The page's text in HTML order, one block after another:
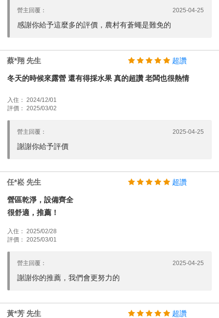
營主回覆： 2025-04-25
感謝你給予這麼多的評價，農村有蒼蠅是難免的
蔡*翔 先生 超讚
冬天的時候來露營 還有得採水果 真的超讚 老闆也很熱情
入住： 2024/12/01
評價： 2025/03/02
營主回覆： 2025-04-25
謝謝你給予評價
任*崧 先生 超讚
營區乾淨，設備齊全
很舒適，推薦！
入住： 2025/02/28
評價： 2025/03/01
營主回覆： 2025-04-25
謝謝你的推薦，我們會更努力的
黃*芳 先生 超讚